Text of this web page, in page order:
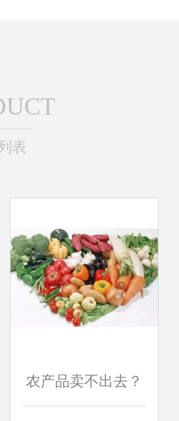
表
农产品卖不出去？